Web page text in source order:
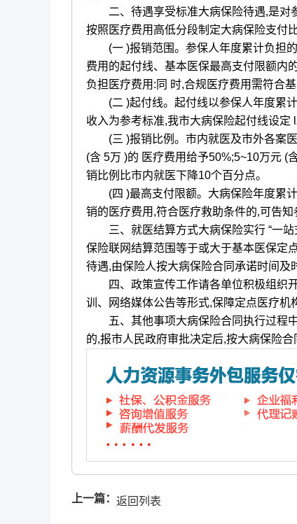
二、待遇享受标准大病保险待遇,是对
按照医疗费用高低分段制定大病保险支付
(一 )报销范围。参保人年度累计负担的
费用的起付线、基本医保最高支付限额内
负担医疗费用:同 时,合规医疗费用需符合
(二 )起付线。起付线以参保人年度累计
收入为参考标准,我市大病保险起付线设定 l
(三 )报销比例。市内就医及市外各案医
(含 5万 )的 医疗费用给予50%;5~10万元 (
销比例比市内就医下降10个百分点。
(四 )最高支付限额。大病保险年度累计
销的医疗费用,符合医疗救助条件的,可告知
三、就医结算方式大病保险实行 “一站
保险联网结算范围等于或大于基本医保定
待遇,由保险人按大病保险合同承诺时间及
四、政策宣传工作请各单位积极组织开
训、网络媒体公告等形式,保障定点医疗机
五、其他事项大病保险合同执行过程中
的,报市人民政府审批决定后,按大病保险合
上一篇： 返回列表